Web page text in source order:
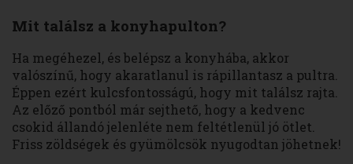
Mit találsz a konyhapulton?
Ha megéhezel, és belépsz a konyhába, akkor
valószínű, hogy akaratlanul is rápillantasz a pultra.
Éppen ezért kulcsfontosságú, hogy mit találsz rajta.
Az előző pontból már sejthető, hogy a kedvenc
csokid állandó jelenléte nem feltétlenül jó ötlet.
Friss zöldségek és gyümölcsök nyugodtan jöhetnek!